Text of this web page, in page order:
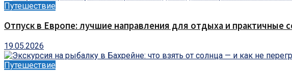
Путешествие
Отпуск в Европе: лучшие направления для отдыха и практичные
19.05.2026
Путешествие